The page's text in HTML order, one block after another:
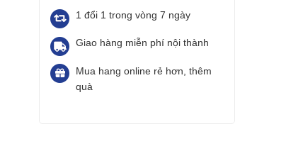
1 đổi 1 trong vòng 7 ngày
Giao hàng miễn phí nội thành
Mua hang online rẻ hơn, thêm
quà